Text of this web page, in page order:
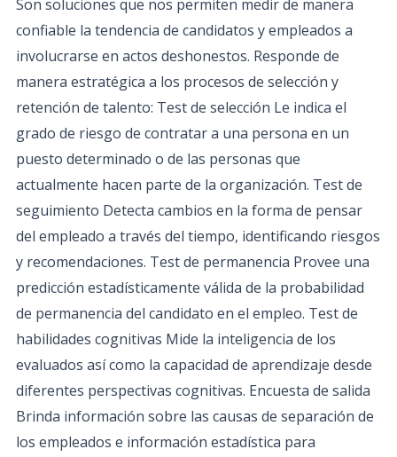
Son soluciones que nos permiten medir de manera
confiable la tendencia de candidatos y empleados a
involucrarse en actos deshonestos. Responde de
manera estratégica a los procesos de selección y
retención de talento: Test de selección Le indica el
grado de riesgo de contratar a una persona en un
puesto determinado o de las personas que
actualmente hacen parte de la organización. Test de
seguimiento Detecta cambios en la forma de pensar
del empleado a través del tiempo, identificando riesgos
y recomendaciones. Test de permanencia Provee una
predicción estadísticamente válida de la probabilidad
de permanencia del candidato en el empleo. Test de
habilidades cognitivas Mide la inteligencia de los
evaluados así como la capacidad de aprendizaje desde
diferentes perspectivas cognitivas. Encuesta de salida
Brinda información sobre las causas de separación de
los empleados e información estadística para